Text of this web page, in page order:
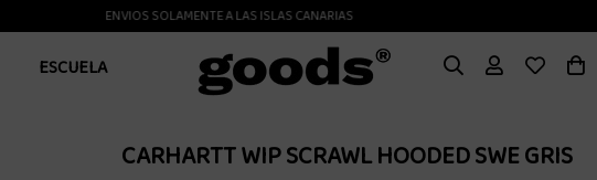
ENVIOS SOLAMENTE A LAS ISLAS CANARIAS
ESCUELA
CARHARTT WIP SCRAWL HOODED SWE GRIS